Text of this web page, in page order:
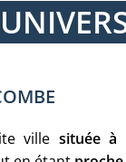
ville située à